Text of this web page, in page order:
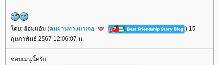
ดย: อ้อมแอ้ม (คนผ่านทางมาเจอ
) 15
กุมภาพันธ์ 2567 12:06:07 น.
ชอบเมนูนี้ครับ